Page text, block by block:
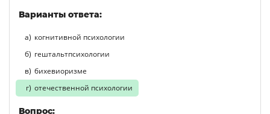
Варианты ответа:
когнитивной психологии
гештальтпсихологии
бихевиоризме
отечественной психологии
Вопрос: